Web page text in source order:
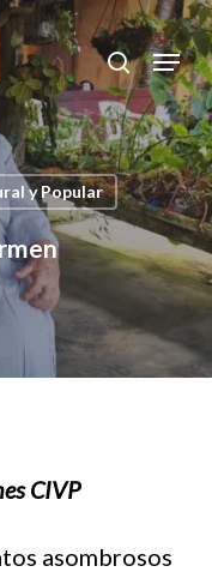
search
Menu
y Popular
CIVP
asombrosos
Close
Menu